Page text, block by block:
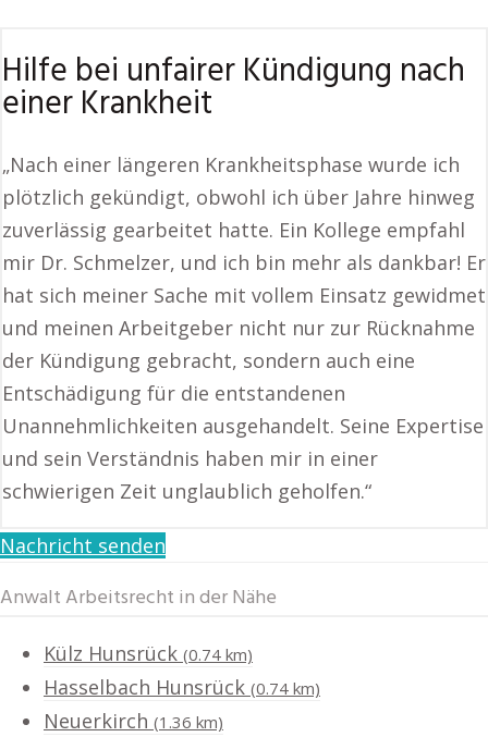
Hilfe bei unfairer Kündigung nach
einer Krankheit
„Nach einer längeren Krankheitsphase wurde ich
plötzlich gekündigt, obwohl ich über Jahre hinweg
zuverlässig gearbeitet hatte. Ein Kollege empfahl
mir Dr. Schmelzer, und ich bin mehr als dankbar! Er
hat sich meiner Sache mit vollem Einsatz gewidmet
und meinen Arbeitgeber nicht nur zur Rücknahme
der Kündigung gebracht, sondern auch eine
Entschädigung für die entstandenen
Unannehmlichkeiten ausgehandelt. Seine Expertise
und sein Verständnis haben mir in einer
schwierigen Zeit unglaublich geholfen.“
Nachricht senden
Anwalt Arbeitsrecht in der Nähe
Külz Hunsrück (0.74 km)
Hasselbach Hunsrück (0.74 km)
Neuerkirch (1.36 km)